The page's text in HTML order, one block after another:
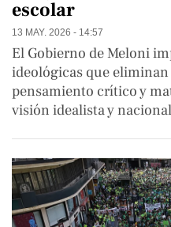
escolar
13 MAY. 2026 - 14:57
El Gobierno de Meloni
ideológicas que
pensamiento crítico y
visión idealista y